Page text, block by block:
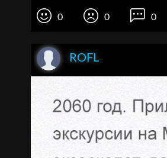
0 0 0
ROFL